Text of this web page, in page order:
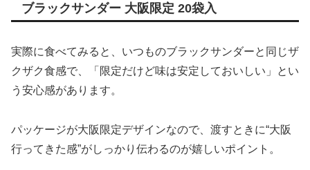
ブラックサンダー 大阪限定 20袋入
実際に食べてみると、いつものブラックサンダーと同じザ
クザク食感で、「限定だけど味は安定しておいしい」とい
う安心感があります。
パッケージが大阪限定デザインなので、渡すときに“大阪
行ってきた感”がしっかり伝わるのが嬉しいポイント。